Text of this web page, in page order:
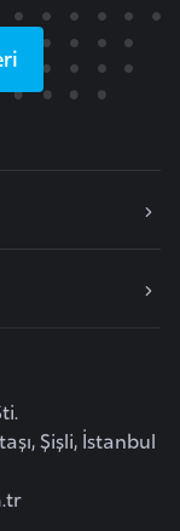
Şişli, İstanbul